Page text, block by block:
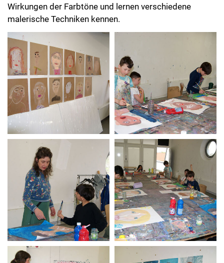
Wirkungen der Farbtöne und lernen verschiedene
malerische Techniken kennen.